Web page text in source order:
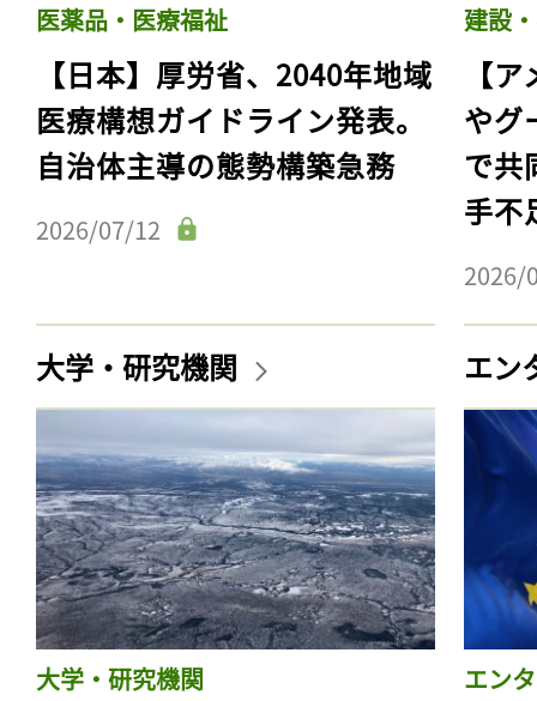
医薬品・医療福祉
【日本】厚労省、2040年地域
医療構想ガイドライン発表。
自治体主導の態勢構築急務
2026/07/12
建設
【
やグ
で共
手不
2026/
大学・研究機関
大学・研究機関
エン
エン